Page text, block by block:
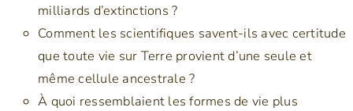
milliards d’extinctions ?
Comment les scientifiques savent-ils avec certitude
que toute vie sur Terre provient d’une seule et
même cellule ancestrale ?
À quoi ressemblaient les formes de vie plus